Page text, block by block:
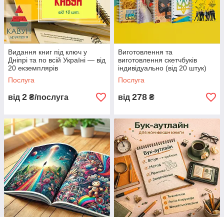
Видання книг під ключ у
Дніпрі та по всій Україні — від
20 екземплярів
Послуга
від 2 ₴/послуга
Виготовлення та
виготовлення скетчбуків
індивідуально (від 20 штук)
Послуга
від 278 ₴